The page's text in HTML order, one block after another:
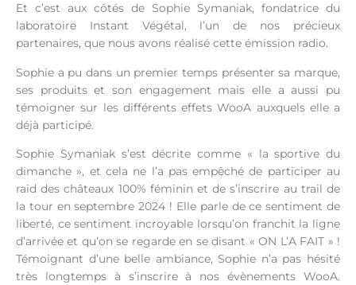
Et c’est aux côtés de Sophie Symaniak, fondatrice du
laboratoire Instant Végétal, l’un de nos précieux
partenaires, que nous avons réalisé cette émission radio.
Sophie a pu dans un premier temps présenter sa marque,
ses produits et son engagement mais elle a aussi pu
témoigner sur les différents effets WooA auxquels elle a
déjà participé.
Sophie Symaniak s’est décrite comme « la sportive du
dimanche », et cela ne l’a pas empêché de participer au
raid des châteaux 100% féminin et de s’inscrire au trail de
la tour en septembre 2024 ! Elle parle de ce sentiment de
liberté, ce sentiment incroyable lorsqu’on franchit la ligne
d’arrivée et qu’on se regarde en se disant « ON L’A FAIT » !
Témoignant d’une belle ambiance, Sophie n’a pas hésité
très longtemps à s’inscrire à nos évènements WooA.